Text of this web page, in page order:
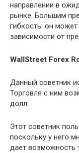
направлении в
рынке. Большим
гибкость: он
зависимости от
WallStreet Forex
Данный советник
Торговля с ним
долл.
Этот советник
поскольку у него
дает возможность